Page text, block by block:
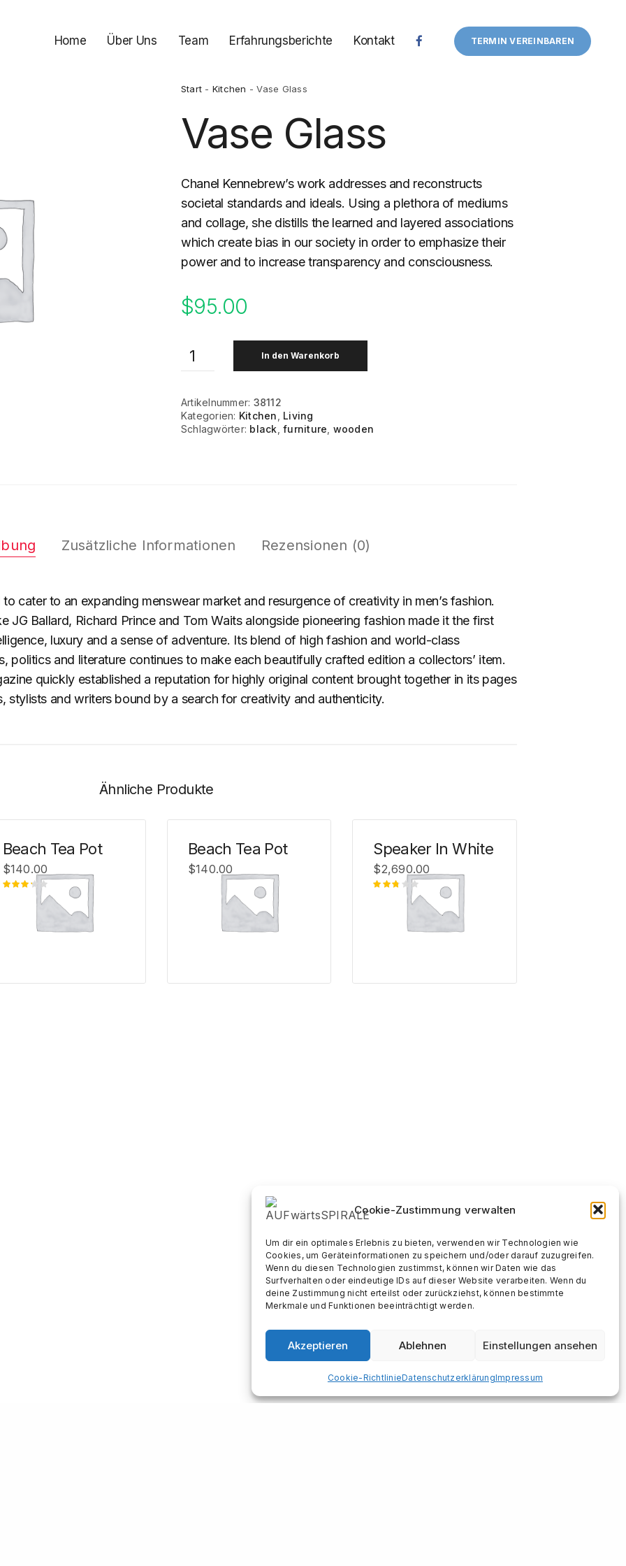
Cookie-Zustimmung verwalten
Um dir ein optimales Erlebnis zu bieten, verwenden wir Technologien wie
Cookies, um Geräteinformationen zu speichern und/oder darauf zuzugreifen.
Wenn du diesen Technologien zustimmst, können wir Daten wie das
Surfverhalten oder eindeutige IDs auf dieser Website verarbeiten. Wenn du
deine Zustimmung nicht erteilst oder zurückziehst, können bestimmte
Merkmale und Funktionen beeinträchtigt werden.
Akzeptieren Ablehnen Einstellungen ansehen
Cookie-RichtlinieDatenschutzerklärungImpressum
Home Über Uns Team Erfahrungsberichte Kontakt TERMIN VEREINBAREN
Start - Kitchen - Vase Glass
Vase Glass
Chanel Kennebrew’s work addresses and reconstructs
societal standards and ideals. Using a plethora of mediums
and collage, she distills the learned and layered associations
which create bias in our society in order to emphasize their
power and to increase transparency and consciousness.
$95.00
In den Warenkorb
Artikelnummer: 38112
Kategorien: Kitchen
Living
Schlagwörter: black ,furniture wooden
Zusätzliche Informationen Rezensionen (0)
cater to an expanding menswear market and resurgence of creativity in men’s fashion.
JG Ballard, Richard Prince and Tom Waits alongside pioneering fashion made it the first
luxury and a sense of adventure. Its blend of high fashion and world-class
politics and literature continues to make each beautifully crafted edition a collectors’ item.
quickly established a reputation for highly original content brought together in its pages
stylists and writers bound by a search for creativity and authenticity.
Ähnliche Produkte
Beach Tea Pot
$140.00
Bewertet
Beach Tea Pot
$140.00
Speaker In White
$2,690.00
Datenschutzerklärung